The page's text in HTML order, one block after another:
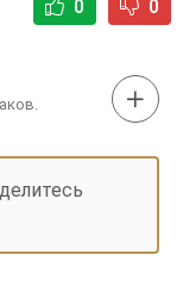
0 0